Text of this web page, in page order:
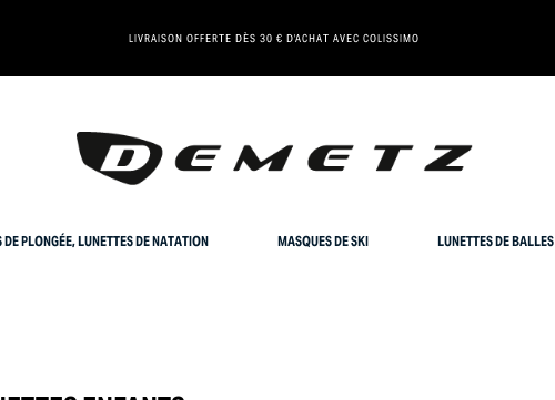
LIVRAISON OFFERTE DÈS 30 € D'ACHAT AVEC COLISSIMO
DE PLONGÉE, LUNETTES DE NATATION MASQUES DE SKI LUNETTES DE BALLES